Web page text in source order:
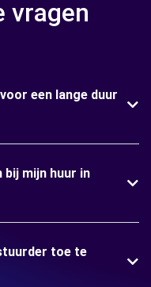
vragen
een lange duur
bij mijn huur in
toe te